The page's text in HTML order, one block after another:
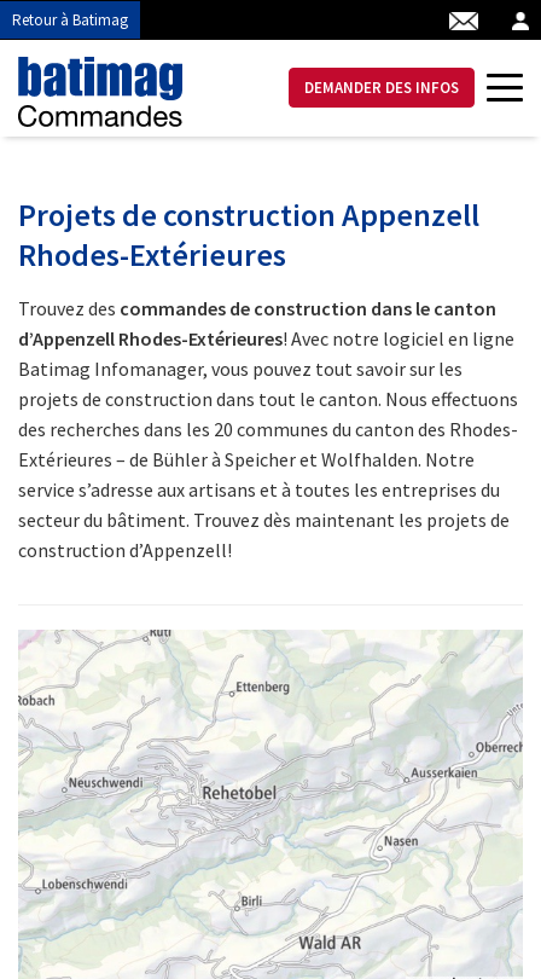
Retour à Batimag
DEMANDER DES INFOS
Projets de construction Appenzell
Rhodes-Extérieures
Trouvez des commandes de construction dans le canton
d’Appenzell Rhodes-Extérieures! Avec notre logiciel en ligne
Batimag Infomanager, vous pouvez tout savoir sur les
projets de construction dans tout le canton. Nous effectuons
des recherches dans les 20 communes du canton des Rhodes-
Extérieures – de Bühler à Speicher et Wolfhalden. Notre
service s’adresse aux artisans et à toutes les entreprises du
secteur du bâtiment. Trouvez dès maintenant les projets de
construction d’Appenzell!